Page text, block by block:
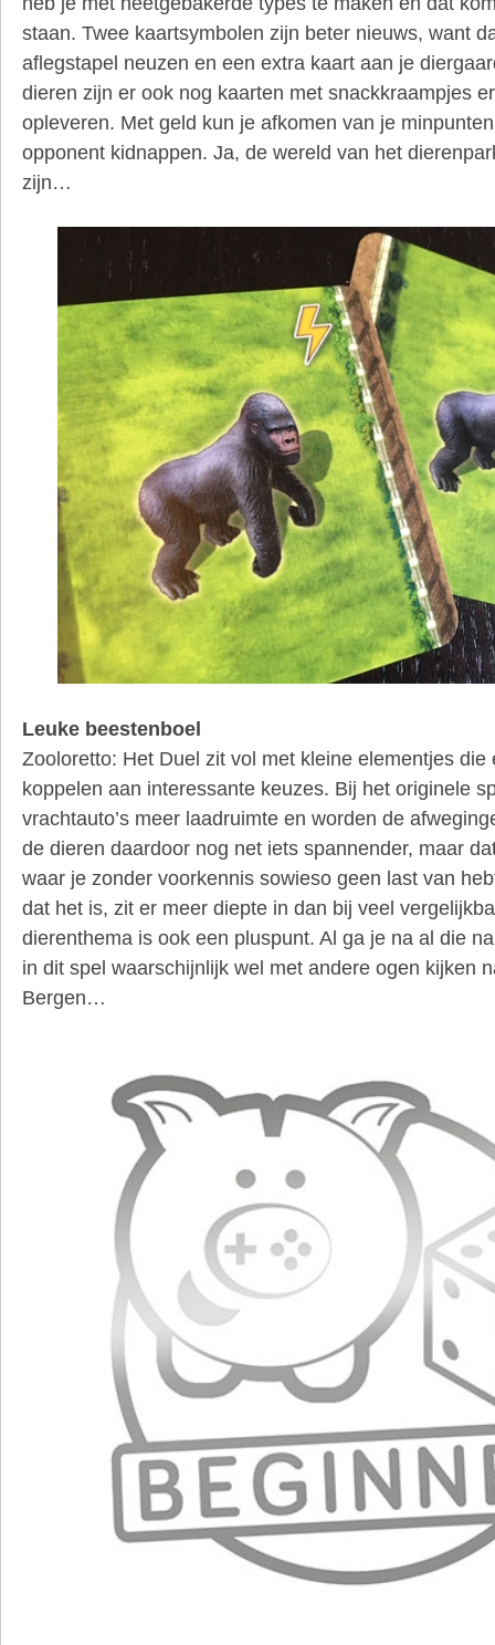
staan. Twee kaartsymbolen zijn beter nieuws, want
aflegstapel neuzen en een extra kaart aan je
dieren zijn er ook nog kaarten met snackkraampjes
opleveren. Met geld kun je afkomen van je
opponent kidnappen. Ja, de wereld van het
zijn…
Leuke beestenboel
Zooloretto: Het Duel zit vol met kleine elementjes die
koppelen aan interessante keuzes. Bij het originele
vrachtauto’s meer laadruimte en worden de
de dieren daardoor nog net iets spannender, maar
waar je zonder voorkennis sowieso geen last van
dat het is, zit er meer diepte in dan bij veel
dierenthema is ook een pluspunt. Al ga je na al die
in dit spel waarschijnlijk wel met andere ogen kijken
Bergen…